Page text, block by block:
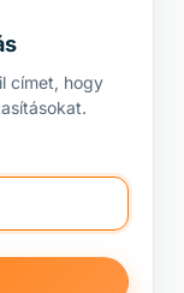
címet, hogy